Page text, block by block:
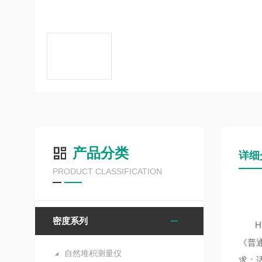
产品分类
PRODUCT CLASSIFICATION
密度系列
自然堆积测量仪
详细
《
求；